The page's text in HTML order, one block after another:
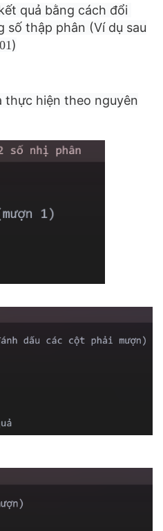
quả bằng cách đổi
số thập phân (Ví dụ sau
)
hiện theo nguyên